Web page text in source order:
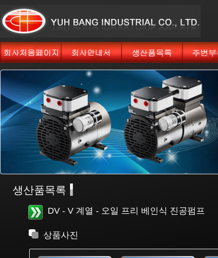
생산품목록
DV - V 계열 - 오일 프리 베인식 진공펌프
상품사진